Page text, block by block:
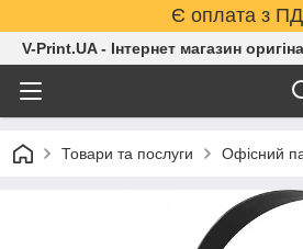
Є оплата з
V-Print.UA - Інтернет магазин
Товари та послуги Офісний